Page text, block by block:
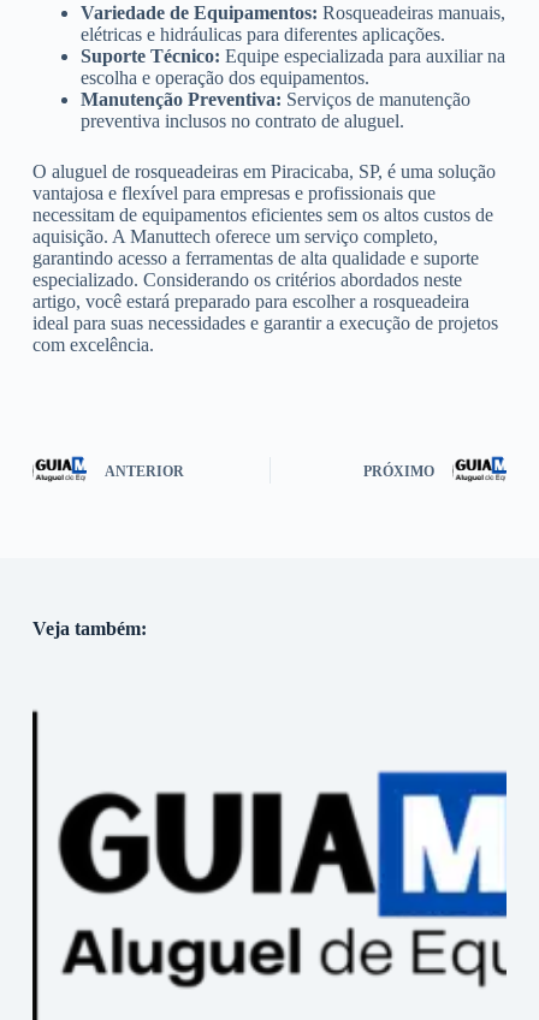
Variedade de Equipamentos: Rosqueadeiras manuais,
elétricas e hidráulicas para diferentes aplicações.
Suporte Técnico: Equipe especializada para auxiliar na
escolha e operação dos equipamentos.
Manutenção Preventiva: Serviços de manutenção
preventiva inclusos no contrato de aluguel.
O aluguel de rosqueadeiras em Piracicaba, SP, é uma solução
vantajosa e flexível para empresas e profissionais que
necessitam de equipamentos eficientes sem os altos custos de
aquisição. A Manuttech oferece um serviço completo,
garantindo acesso a ferramentas de alta qualidade e suporte
especializado. Considerando os critérios abordados neste
artigo, você estará preparado para escolher a rosqueadeira
ideal para suas necessidades e garantir a execução de projetos
com excelência.
ANTERIOR PRÓXIMO
Veja também: